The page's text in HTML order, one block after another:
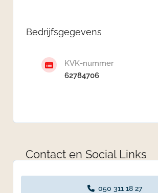
Bedrijfsgegevens
KVK-nummer
62784706
Contact en Social Links
050 311 18 27